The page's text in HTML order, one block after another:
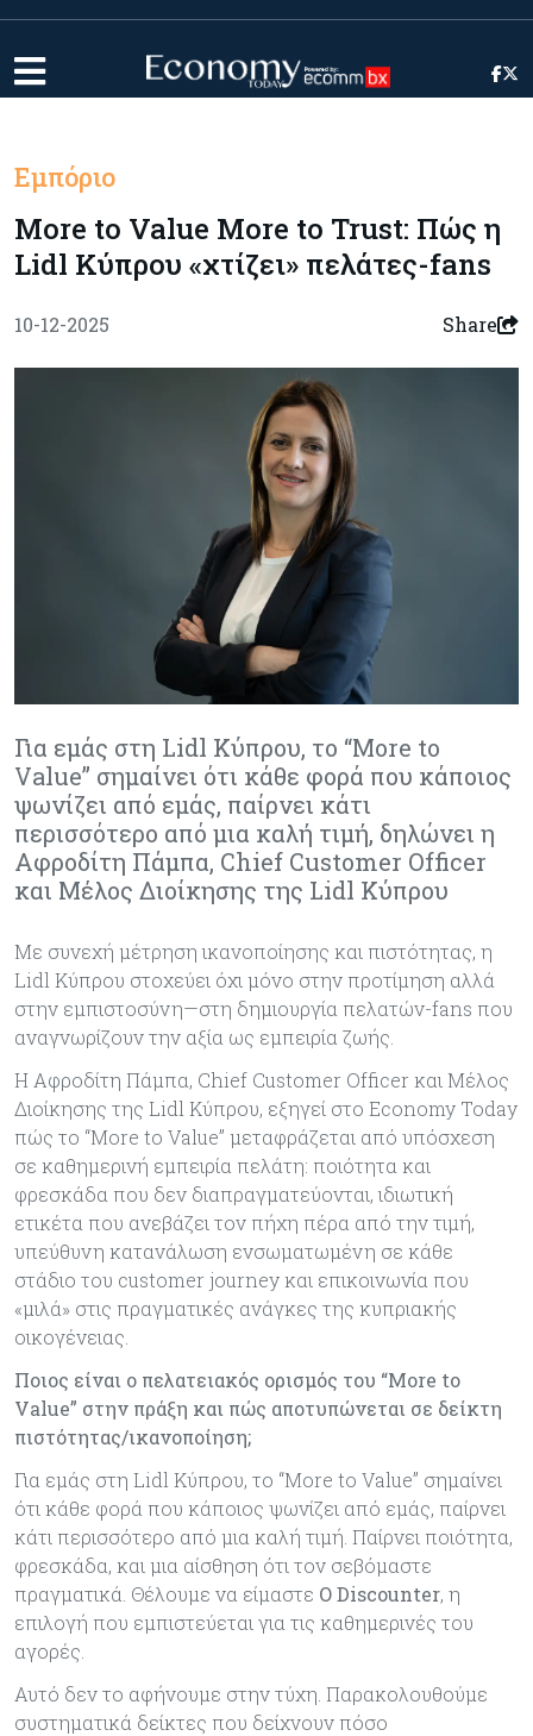
Εμπόριο
More to Value More to Trust: Πώς η
Lidl Κύπρου «χτίζει» πελάτες-fans
10-12-2025 Share
Για εμάς στη Lidl Κύπρου, το “More to
Value” σημαίνει ότι κάθε φορά που κάποιος
ψωνίζει από εμάς, παίρνει κάτι
περισσότερο από μια καλή τιμή, δηλώνει η
Αφροδίτη Πάμπα, Chief Customer Officer
και Μέλος Διοίκησης της Lidl Κύπρου
Με συνεχή μέτρηση ικανοποίησης και πιστότητας, η
Lidl Κύπρου στοχεύει όχι μόνο στην προτίμηση αλλά
στην εμπιστοσύνη—στη δημιουργία πελατών-fans που
αναγνωρίζουν την αξία ως εμπειρία ζωής.
Η Αφροδίτη Πάμπα, Chief Customer Officer και Μέλος
Διοίκησης της Lidl Κύπρου, εξηγεί στο Economy Today
πώς το “More to Value” μεταφράζεται από υπόσχεση
σε καθημερινή εμπειρία πελάτη: ποιότητα και
φρεσκάδα που δεν διαπραγματεύονται, ιδιωτική
ετικέτα που ανεβάζει τον πήχη πέρα από την τιμή,
υπεύθυνη κατανάλωση ενσωματωμένη σε κάθε
στάδιο του customer journey και επικοινωνία που
«μιλά» στις πραγματικές ανάγκες της κυπριακής
οικογένειας.
Ποιος είναι ο πελατειακός ορισμός του “More to
Value” στην πράξη και πώς αποτυπώνεται σε δείκτη
πιστότητας/ικανοποίηση;
Για εμάς στη Lidl Κύπρου, το “More to Value” σημαίνει
ότι κάθε φορά που κάποιος ψωνίζει από εμάς, παίρνει
κάτι περισσότερο από μια καλή τιμή. Παίρνει ποιότητα,
φρεσκάδα, και μια αίσθηση ότι τον σεβόμαστε
πραγματικά. Θέλουμε να είμαστε ΟDiscounter, η
επιλογή που εμπιστεύεται για τις καθημερινές του
αγορές.
Αυτό δεν το αφήνουμε στην τύχη. Παρακολουθούμε
συστηματικά δείκτες που δείχνουν πόσο